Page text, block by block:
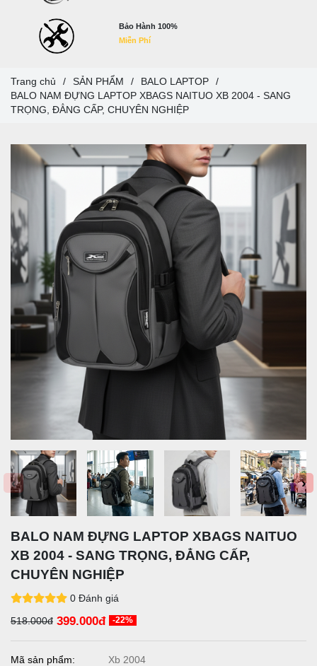
‹ ›
BALO NAM ĐỰNG LAPTOP XBAGS NAITUO
XB 2004 - SANG TRỌNG, ĐẲNG CẤP,
CHUYÊN NGHIỆP
0 Đánh giá
518.000đ 399.000đ -22%
Mã sản phẩm: Xb 2004
Trang chủ / SẢN PHẨM / BALO LAPTOP
/
BALO NAM ĐỰNG LAPTOP XBAGS NAITUO XB 2004 - SANG
TRỌNG, ĐẲNG CẤP, CHUYÊN NGHIỆP
Bảo Hành 100%
Miễn Phí